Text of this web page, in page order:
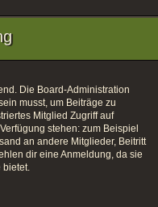
Die Board-Administration
musst, um Beiträge zu
Mitglied Zugriff auf
stehen: zum Beispiel
an andere Mitglieder, Beitritt
dir eine Anmeldung, da sie
bietet.